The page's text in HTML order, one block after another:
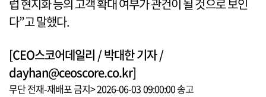
럽 현지화 등의 고객 확대 여부가 관건이 될 것으로 보인
다”고 말했다.
[CEO스코어데일리 / 박대한 기자 /
dayhan@ceoscore.co.kr]
무단 전재-재배포 금지> 2026-06-03 09:00:00 송고